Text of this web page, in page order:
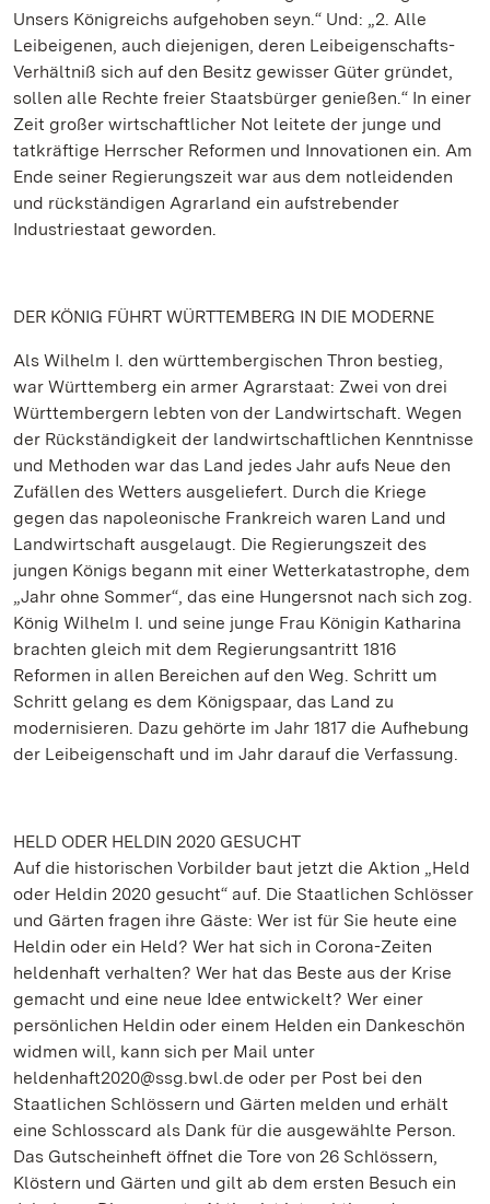
Unsers Königreichs aufgehoben seyn.“ Und: „2. Alle
Leibeigenen, auch diejenigen, deren Leibeigenschafts-
Verhältniß sich auf den Besitz gewisser Güter gründet,
sollen alle Rechte freier Staatsbürger genießen.“ In einer
Zeit großer wirtschaftlicher Not leitete der junge und
tatkräftige Herrscher Reformen und Innovationen ein. Am
Ende seiner Regierungszeit war aus dem notleidenden
und rückständigen Agrarland ein aufstrebender
Industriestaat geworden.
DER KÖNIG FÜHRT WÜRTTEMBERG IN DIE MODERNE
Als Wilhelm I. den württembergischen Thron bestieg,
war Württemberg ein armer Agrarstaat: Zwei von drei
Württembergern lebten von der Landwirtschaft. Wegen
der Rückständigkeit der landwirtschaftlichen Kenntnisse
und Methoden war das Land jedes Jahr aufs Neue den
Zufällen des Wetters ausgeliefert. Durch die Kriege
gegen das napoleonische Frankreich waren Land und
Landwirtschaft ausgelaugt. Die Regierungszeit des
jungen Königs begann mit einer Wetterkatastrophe, dem
„Jahr ohne Sommer“, das eine Hungersnot nach sich zog.
König Wilhelm I. und seine junge Frau Königin Katharina
brachten gleich mit dem Regierungsantritt 1816
Reformen in allen Bereichen auf den Weg. Schritt um
Schritt gelang es dem Königspaar, das Land zu
modernisieren. Dazu gehörte im Jahr 1817 die Aufhebung
der Leibeigenschaft und im Jahr darauf die Verfassung.
HELD ODER HELDIN 2020 GESUCHT
Auf die historischen Vorbilder baut jetzt die Aktion „Held
oder Heldin 2020 gesucht“ auf. Die Staatlichen Schlösser
und Gärten fragen ihre Gäste: Wer ist für Sie heute eine
Heldin oder ein Held? Wer hat sich in Corona-Zeiten
heldenhaft verhalten? Wer hat das Beste aus der Krise
gemacht und eine neue Idee entwickelt? Wer einer
persönlichen Heldin oder einem Helden ein Dankeschön
widmen will, kann sich per Mail unter
heldenhaft2020@ssg.bwl.de oder per Post bei den
Staatlichen Schlössern und Gärten melden und erhält
eine Schlosscard als Dank für die ausgewählte Person.
Das Gutscheinheft öffnet die Tore von 26 Schlössern,
Klöstern und Gärten und gilt ab dem ersten Besuch ein